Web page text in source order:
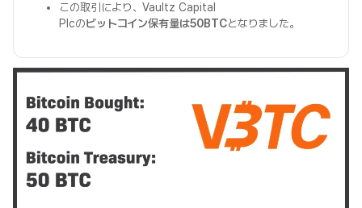
この取引により、Vaultz Capital
Plcのビットコイン保有量は50BTCとなりました。